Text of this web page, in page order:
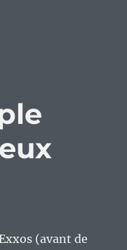
» pour Atari
(avant de